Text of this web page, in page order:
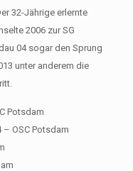
32-Jährige erlernte
2006 zur SG
04 sogar den Sprung
unter anderem die
Potsdam
– OSC Potsdam